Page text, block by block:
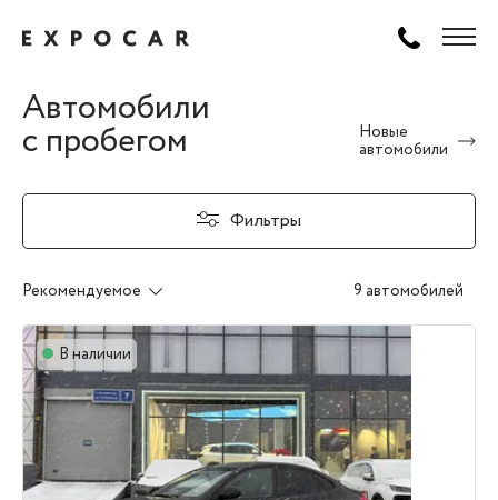
Автомобили
с пробегом
Новые
автомобили
Фильтры
Рекомендуемое 9 автомобилей
В наличии